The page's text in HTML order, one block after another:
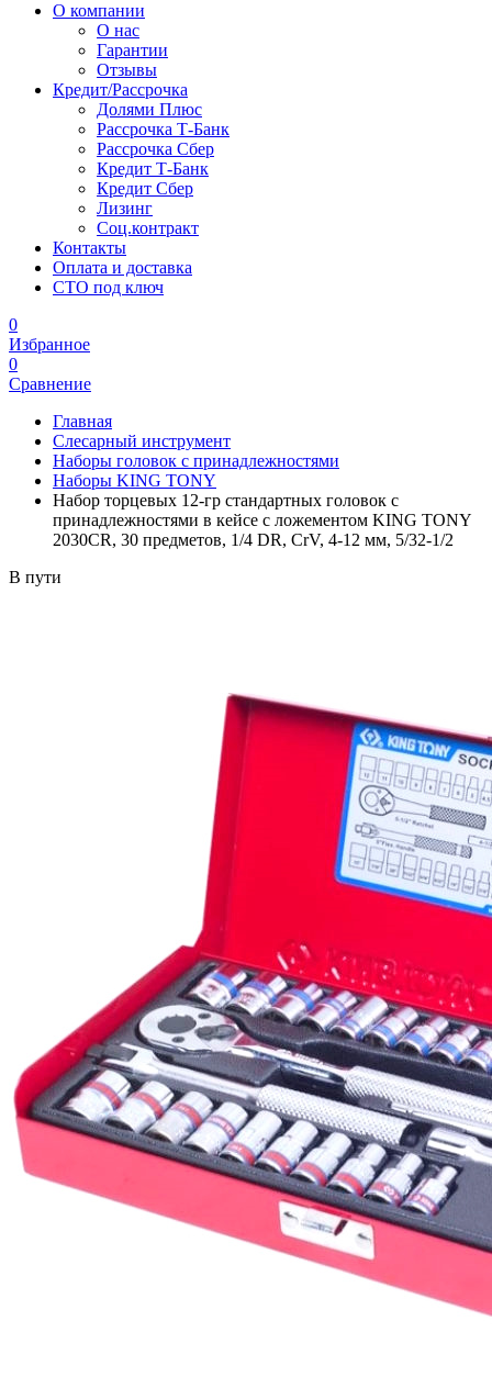
О компании
О нас
Гарантии
Отзывы
Кредит/Рассрочка
Долями Плюс
Рассрочка Т-Банк
Рассрочка Сбер
Кредит Т-Банк
Кредит Сбер
Лизинг
Соц.контракт
Контакты
Оплата и доставка
СТО под ключ
0
Избранное
0
Сравнение
Главная
Слесарный инструмент
Наборы головок с принадлежностями
Наборы KING TONY
Набор торцевых 12-гр стандартных головок с
принадлежностями в кейсе с ложементом KING TONY
2030CR, 30 предметов, 1/4 DR, CrV, 4-12 мм, 5/32-1/2
В пути